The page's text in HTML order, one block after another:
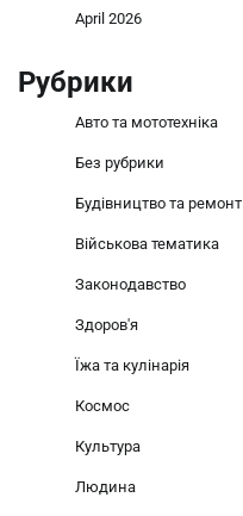
April 2026
Рубрики
Авто та мототехніка
Без рубрики
Будівництво та ремонт
Військова тематика
Законодавство
Здоров'я
Їжа та кулінарія
Космос
Культура
Людина